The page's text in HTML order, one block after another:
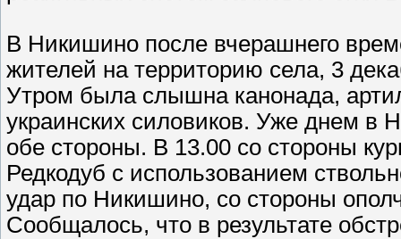
В Никишино после вчерашнего
жителей на территорию села, 3
Утром была слышна канонада,
украинских силовиков. Уже днем
обе стороны. В 13.00 со стороны
Редкодуб с использованием
удар по Никишино, со стороны
Сообщалось, что в результате